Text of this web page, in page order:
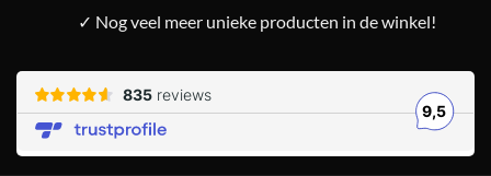
✓ Nog veel meer unieke producten in de winkel!